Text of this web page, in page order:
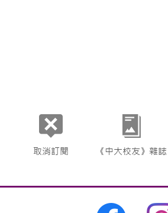
取消訂閱 《中大校友》雜誌